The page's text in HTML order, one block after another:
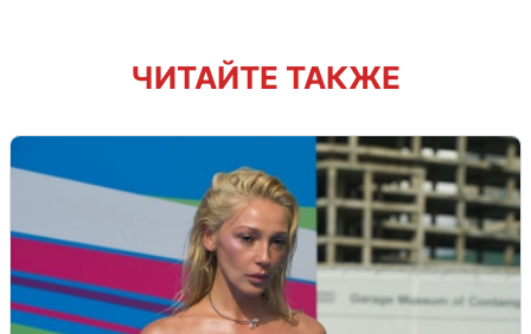
ЧИТАЙТЕ ТАКЖЕ